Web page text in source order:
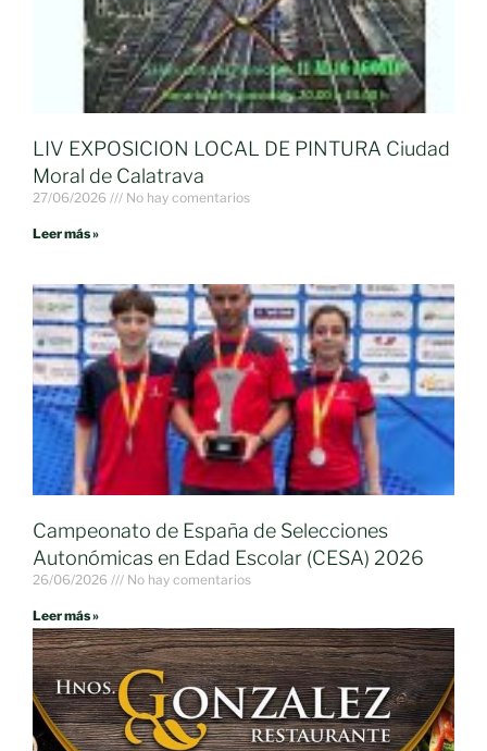
LIV EXPOSICION LOCAL DE PINTURA Ciudad
Moral de Calatrava
27/06/2026 No hay comentarios
Leer más »
Campeonato de España de Selecciones
Autonómicas en Edad Escolar (CESA) 2026
26/06/2026 No hay comentarios
Leer más »